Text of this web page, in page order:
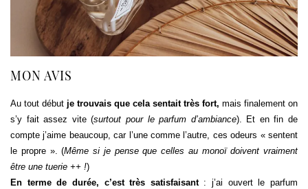
MON AVIS
Au tout début je trouvais que cela sentait très fort, mais finalement on
s’y fait assez vite (surtout pour le parfum d’ambiance). Et en fin de
compte j’aime beaucoup, car l’une comme l’autre, ces odeurs « sentent
le propre ». (Même si je pense que celles au monoï doivent vraiment
être une tuerie ++ !)
En terme de durée, c’est très satisfaisant: j’ai ouvert le parfum